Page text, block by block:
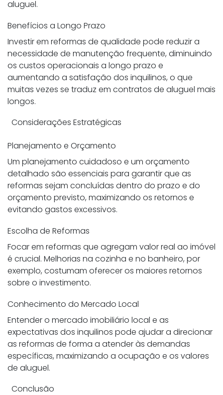
aluguel.
Benefícios a Longo Prazo
Investir em reformas de qualidade pode reduzir a
necessidade de manutenção frequente, diminuindo
os custos operacionais a longo prazo e
aumentando a satisfação dos inquilinos, o que
muitas vezes se traduz em contratos de aluguel mais
longos.
Considerações Estratégicas
Planejamento e Orçamento
Um planejamento cuidadoso e um orçamento
detalhado são essenciais para garantir que as
reformas sejam concluídas dentro do prazo e do
orçamento previsto, maximizando os retornos e
evitando gastos excessivos.
Escolha de Reformas
Focar em reformas que agregam valor real ao imóvel
é crucial. Melhorias na cozinha e no banheiro, por
exemplo, costumam oferecer os maiores retornos
sobre o investimento.
Conhecimento do Mercado Local
Entender o mercado imobiliário local e as
expectativas dos inquilinos pode ajudar a direcionar
as reformas de forma a atender às demandas
específicas, maximizando a ocupação e os valores
de aluguel.
Conclusão